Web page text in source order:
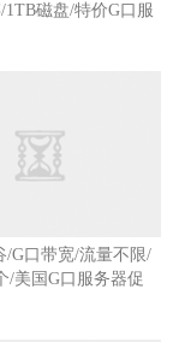
1TB磁盘/特价G口服
/G口带宽/流量不限/
/美国G口服务器促